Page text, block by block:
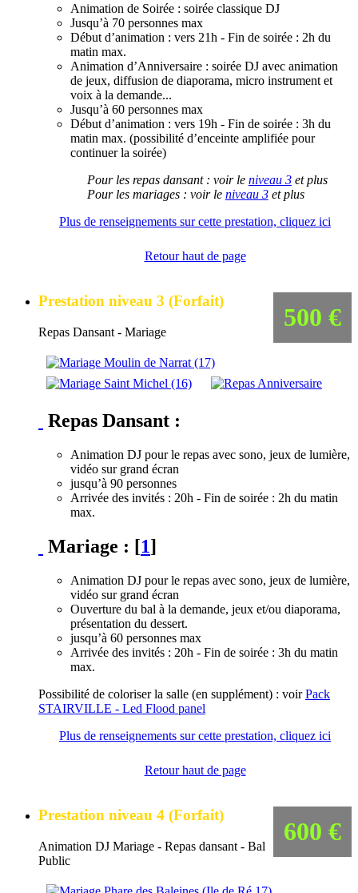
Animation de Soirée : soirée classique DJ
Jusqu’à 70 personnes max
Début d’animation : vers 21h - Fin de soirée : 2h du
matin max.
Animation d’Anniversaire : soirée DJ avec animation
de jeux, diffusion de diaporama, micro instrument et
voix à la demande...
Jusqu’à 60 personnes max
Début d’animation : vers 19h - Fin de soirée : 3h du
matin max. (possibilité d’enceinte amplifiée pour
continuer la soirée)
Pour les repas dansant : voir le niveau 3et plus
Pour les mariages : voir le niveau 3et plus
Plus de renseignements sur cette prestation, cliquez ici
Retour haut de page
500 €
Prestation niveau 3 (Forfait)
Repas Dansant - Mariage
Repas Dansant :
Animation DJ pour le repas avec sono, jeux de lumière,
vidéo sur grand écran
jusqu’à 90 personnes
Arrivée des invités : 20h - Fin de soirée : 2h du matin
max.
Mariage : [1]
Animation DJ pour le repas avec sono, jeux de lumière,
vidéo sur grand écran
Ouverture du bal à la demande, jeux et/ou diaporama,
présentation du dessert.
jusqu’à 60 personnes max
Arrivée des invités : 20h - Fin de soirée : 3h du matin
max.
Possibilité de coloriser la salle (en supplément) : voirPack
STAIRVILLE - Led Flood panel
Plus de renseignements sur cette prestation, cliquez ici
Retour haut de page
600 €
Prestation niveau 4 (Forfait)
Animation DJ Mariage - Repas dansant - Bal
Public